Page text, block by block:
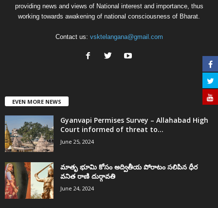
providing news and views of National interest and importance, thus
working towards awakening of national consciousness of Bharat.
Contact us: vsktelangana@gmail.com
EVEN MORE NEWS
Gyanvapi Permises Survey – Allahabad High
Court informed of threat to...
June 25, 2024
మాతృ భూమి కోసం అద్వితీయ పోరాటం సలిపిన ధీర
వనిత రాణి దుర్గావతి
June 24, 2024